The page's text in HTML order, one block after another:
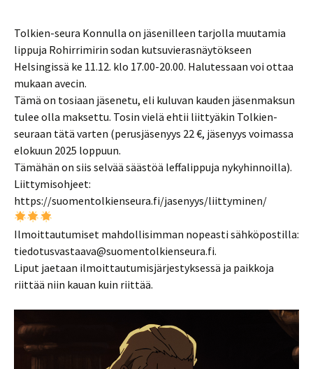
Tolkien-seura Konnulla on jäsenilleen tarjolla muutamia
lippuja Rohirrimirin sodan kutsuvierasnäytökseen
Helsingissä ke 11.12. klo 17.00-20.00. Halutessaan voi ottaa
mukaan avecin.
Tämä on tosiaan jäsenetu, eli kuluvan kauden jäsenmaksun
tulee olla maksettu. Tosin vielä ehtii liittyäkin Tolkien-
seuraan tätä varten (perusjäsenyys 22 €, jäsenyys voimassa
elokuun 2025 loppuun.
Tämähän on siis selvää säästöä leffalippuja nykyhinnoilla).
Liittymisohjeet:
https://suomentolkienseura.fi/jasenyys/liittyminen/
Ilmoittautumiset mahdollisimman nopeasti sähköpostilla:
tiedotusvastaava@suomentolkienseura.fi.
Liput jaetaan ilmoittautumisjärjestyksessä ja paikkoja
riittää niin kauan kuin riittää.